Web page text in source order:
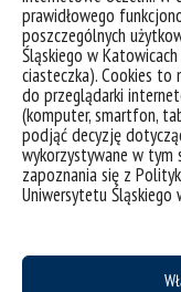
prawidłowego
poszczególnych
Śląskiego w
ciasteczka). Cookies to
do przeglądarki
(komputer, smartfon,
podjąć decyzję
wykorzystywane w tym
zapoznania się z
Uniwersytetu Śląskiego